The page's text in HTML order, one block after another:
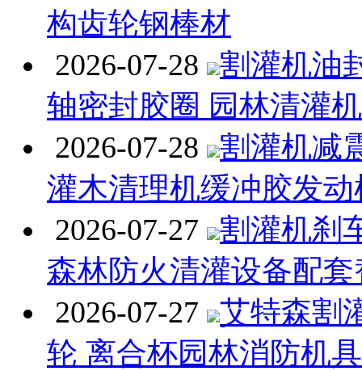
构齿轮钢棒材
2026-07-28
割灌机油
轴密封胶圈 园林清灌
2026-07-28
割灌机减
灌木清理机缓冲胶发
2026-07-27
割灌机刹
森林防火清灌设备配
2026-07-27
艾特森割
轮 离合杯园林消防机